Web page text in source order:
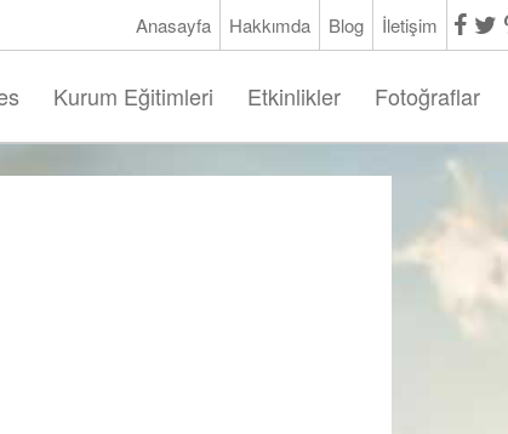
Anasayfa Hakkımda Blog İletişim
Kurum Eğitimleri Etkinlikler Fotoğraflar